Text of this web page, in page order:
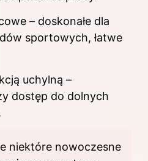
– doskonałe dla
sportowych, łatwe
uchylną –
dostęp do dolnych
niektóre nowoczesne